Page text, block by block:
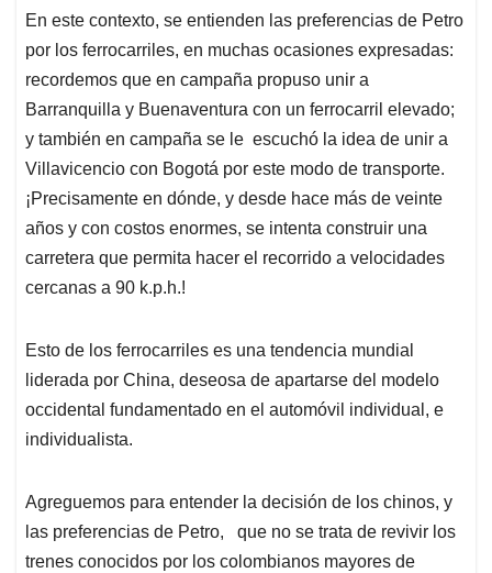
En este contexto, se entienden las preferencias de Petro
por los ferrocarriles, en muchas ocasiones expresadas:
recordemos que en campaña propuso unir a
Barranquilla y Buenaventura con un ferrocarril elevado;
y también en campaña se le escuchó la idea de unir a
Villavicencio con Bogotá por este modo de transporte.
¡Precisamente en dónde, y desde hace más de veinte
años y con costos enormes, se intenta construir una
carretera que permita hacer el recorrido a velocidades
cercanas a 90 k.p.h.!
Esto de los ferrocarriles es una tendencia mundial
liderada por China, deseosa de apartarse del modelo
occidental fundamentado en el automóvil individual, e
individualista.
Agreguemos para entender la decisión de los chinos, y
las preferencias de Petro, que no se trata de revivir los
trenes conocidos por los colombianos mayores de